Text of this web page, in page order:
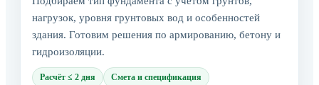
нагрузок, уровня грунтовых вод и особенностей
здания. Готовим решения по армированию, бетону и
гидроизоляции.
Расчёт ≤ 2 дня Смета и спецификация